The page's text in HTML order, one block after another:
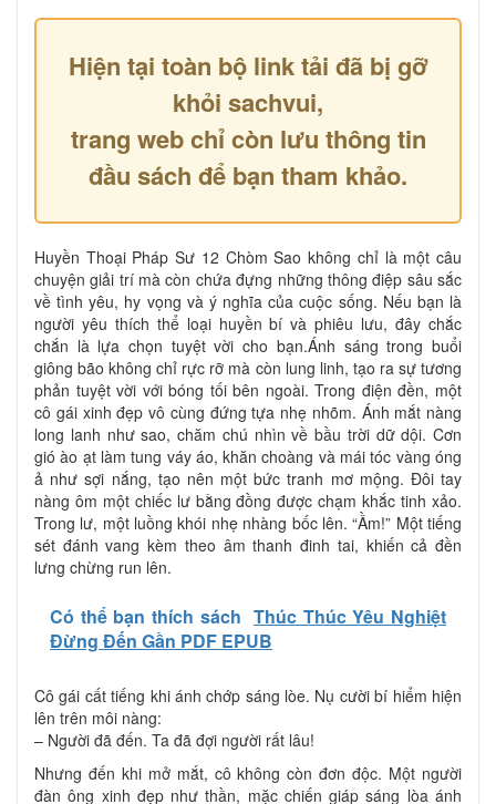
Hiện tại toàn bộ link tải đã bị gỡ
khỏi sachvui,
trang web chỉ còn lưu thông tin
đầu sách để bạn tham khảo.
Huyền Thoại Pháp Sư 12 Chòm Sao không chỉ là một câu
chuyện giải trí mà còn chứa đựng những thông điệp sâu sắc
về tình yêu, hy vọng và ý nghĩa của cuộc sống. Nếu bạn là
người yêu thích thể loại huyền bí và phiêu lưu, đây chắc
chắn là lựa chọn tuyệt vời cho bạn.Ánh sáng trong buổi
giông bão không chỉ rực rỡ mà còn lung linh, tạo ra sự tương
phản tuyệt vời với bóng tối bên ngoài. Trong điện đền, một
cô gái xinh đẹp vô cùng đứng tựa nhẹ nhõm. Ánh mắt nàng
long lanh như sao, chăm chú nhìn về bầu trời dữ dội. Cơn
gió ào ạt làm tung váy áo, khăn choàng và mái tóc vàng óng
ả như sợi nắng, tạo nên một bức tranh mơ mộng. Đôi tay
nàng ôm một chiếc lư bằng đồng được chạm khắc tinh xảo.
Trong lư, một luồng khói nhẹ nhàng bốc lên. “Ầm!” Một tiếng
sét đánh vang kèm theo âm thanh đinh tai, khiến cả đền
lưng chừng run lên.
Có thể bạn thích sách Thúc Thúc Yêu Nghiệt
Đừng Đến Gần PDF EPUB
Cô gái cất tiếng khi ánh chớp sáng lòe. Nụ cười bí hiểm hiện
lên trên môi nàng:
– Người đã đến. Ta đã đợi người rất lâu!
Nhưng đến khi mở mắt, cô không còn đơn độc. Một người
đàn ông xinh đẹp như thần, mặc chiến giáp sáng lòa ánh